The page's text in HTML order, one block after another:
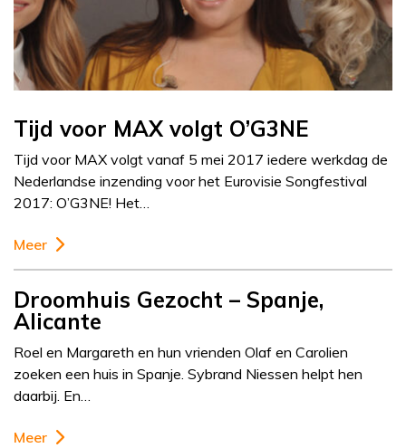
Tijd voor MAX volgt O’G3NE
Tijd voor MAX volgt vanaf 5 mei 2017 iedere werkdag de
Nederlandse inzending voor het Eurovisie Songfestival
2017: O’G3NE! Het…
Meer
Droomhuis Gezocht – Spanje,
Alicante
Roel en Margareth en hun vrienden Olaf en Carolien
zoeken een huis in Spanje. Sybrand Niessen helpt hen
daarbij. En…
Meer